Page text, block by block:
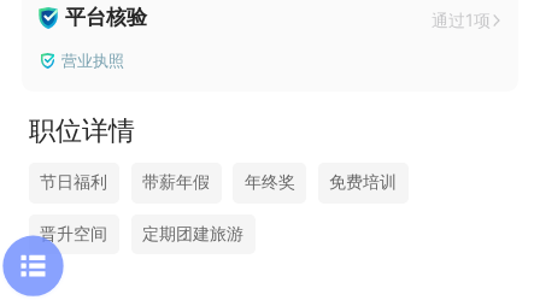
平台核验 通过1项
营业执照
职位详情
节日福利 带薪年假 年终奖 免费培训
晋升空间 定期团建旅游